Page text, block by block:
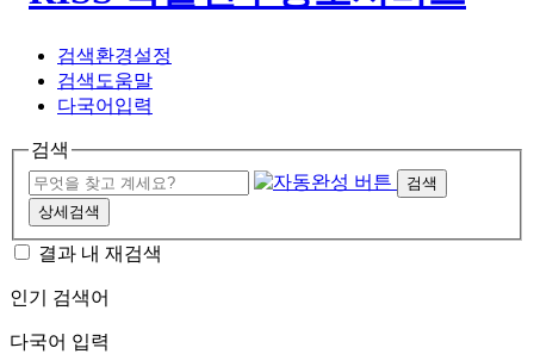
검색환경설정
검색도움말
다국어입력
검색
검색
상세검색
결과 내 재검색
인기 검색어
다국어 입력